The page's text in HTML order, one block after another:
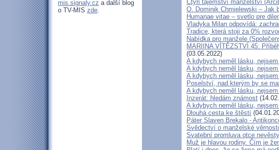
mis.signaly.cz a další blog
o TV-MIS zde.
Čtyři tajemství manželství
O. Dominik Chmielewski – Jak
Humanae vitae – svetlo pre
Vladyka Milan odpovídá:
Tradice, která stoji za 0%
Nabídka pro manžele
MARIINA VÍTĚZSTVÍ 45:
(03.05.2022)
A kdybych neměl lásku,
A kdybych neměl lásku,
A kdybych neměl lásku,
Poselství, nad kterým by se
A kdybych neměl lásku,
Inzerát: hledám známost
A kdybych neměl lásku,
Dlouhá cesta ke štěstí
Páter Slaven Brekalo -
Svědectví o manželské
Svatební promluva otce nevěsty
Muž je hlavou rodiny. Čím je